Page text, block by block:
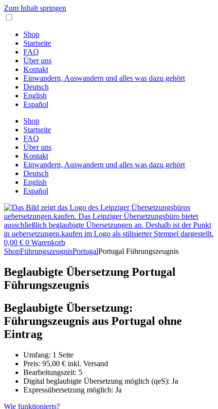
Zum Inhalt springen
Shop
Startseite
FAQ
Über uns
Kontakt
Einwandern, Auswandern und alles was dazu gehört
Deutsch
English
Español
Shop
Startseite
FAQ
Über uns
Kontakt
Einwandern, Auswandern und alles was dazu gehört
Deutsch
English
Español
0,00 € 0 Warenkorb
ShopFührungszeugnisPortugalPortugal Führungszeugnis
Beglaubigte Übersetzung Portugal
Führungszeugnis
Beglaubigte Übersetzung:
Führungszeugnis aus Portugal ohne
Eintrag
Umfang: 1 Seite
Preis: 95,00 € inkl. Versand
Bearbeitungszeit: 5
Digital beglaubigte Übersetzung möglich (qeS): Ja
Expressübersetzung möglich: Ja
Wie funktionierts?